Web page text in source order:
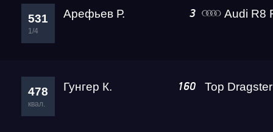
531
1/4
Арефьев Р. 3 Audi R8 Rokot
478
квал.
Гунгер К. 160